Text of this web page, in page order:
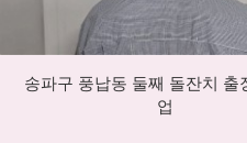
송파구 풍납동 둘째 돌잔치 출
업